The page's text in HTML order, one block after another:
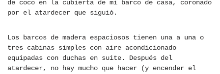
de coco en la cubierta de mi barco de casa, coronado
por el atardecer que siguió.
Los barcos de madera espaciosos tienen una a una o
tres cabinas simples con aire acondicionado
equipadas con duchas en suite. Después del
atardecer, no hay mucho que hacer (y encender el